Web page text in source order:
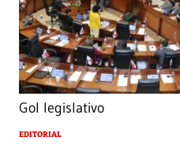
Gol legislativo
EDITORIAL